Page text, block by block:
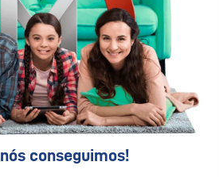
nós conseguimos!